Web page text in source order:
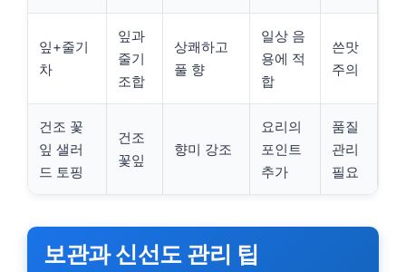
잎+줄기
차
잎과
줄기
조합
상쾌하고
풀 향
일상 음
용에 적
합
쓴맛
주의
건조 꽃
잎 샐러
드 토핑
건조
꽃잎
향미 강조
요리의
포인트
추가
품질
관리
필요
보관과 신선도 관리 팁